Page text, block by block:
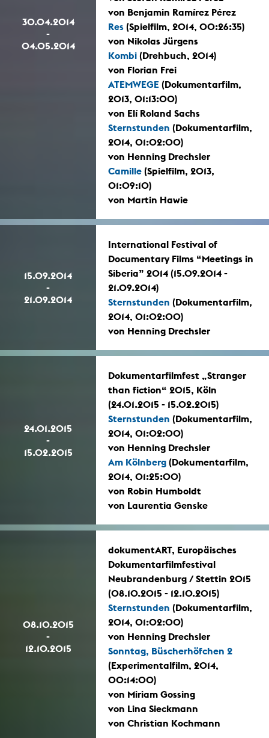
30.04.2014
-
04.05.2014
von Benjamin Ramírez Pérez
Res (Spielfilm, 2014, 00:26:35)
von Nikolas Jürgens
Kombi (Drehbuch, 2014)
von Florian Frei
ATEMWEGE (Dokumentarfilm,
2013, 01:13:00)
von Elí Roland Sachs
Sternstunden (Dokumentarfilm,
2014, 01:02:00)
von Henning Drechsler
Camille (Spielfilm, 2013,
01:09:10)
von Martin Hawie
15.09.2014
-
21.09.2014
International Festival of
Documentary Films “Meetings in
Siberia” 2014 (15.09.2014 -
21.09.2014)
Sternstunden (Dokumentarfilm,
2014, 01:02:00)
von Henning Drechsler
24.01.2015
-
15.02.2015
Dokumentarfilmfest „Stranger
than fiction“ 2015, Köln
(24.01.2015 - 15.02.2015)
Sternstunden (Dokumentarfilm,
2014, 01:02:00)
von Henning Drechsler
Am Kölnberg (Dokumentarfilm,
2014, 01:25:00)
von Robin Humboldt
von Laurentia Genske
08.10.2015
-
12.10.2015
dokumentART, Europäisches
Dokumentarfilmfestival
Neubrandenburg / Stettin 2015
(08.10.2015 - 12.10.2015)
Sternstunden (Dokumentarfilm,
2014, 01:02:00)
von Henning Drechsler
Sonntag, Büscherhöfchen 2
(Experimentalfilm, 2014,
00:14:00)
von Miriam Gossing
von Lina Sieckmann
von Christian Kochmann